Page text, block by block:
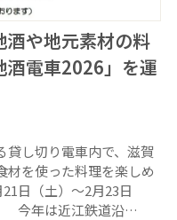
酒や地元素材の料
電車2026」を運
し切り電車内で、滋賀
材を使った料理を楽しめ
日（土）～2月23日
今年は近江鉄道沿…